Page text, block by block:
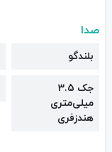
صدا
بلندگو
جک 3.5
میلی‌متری
هندزفری